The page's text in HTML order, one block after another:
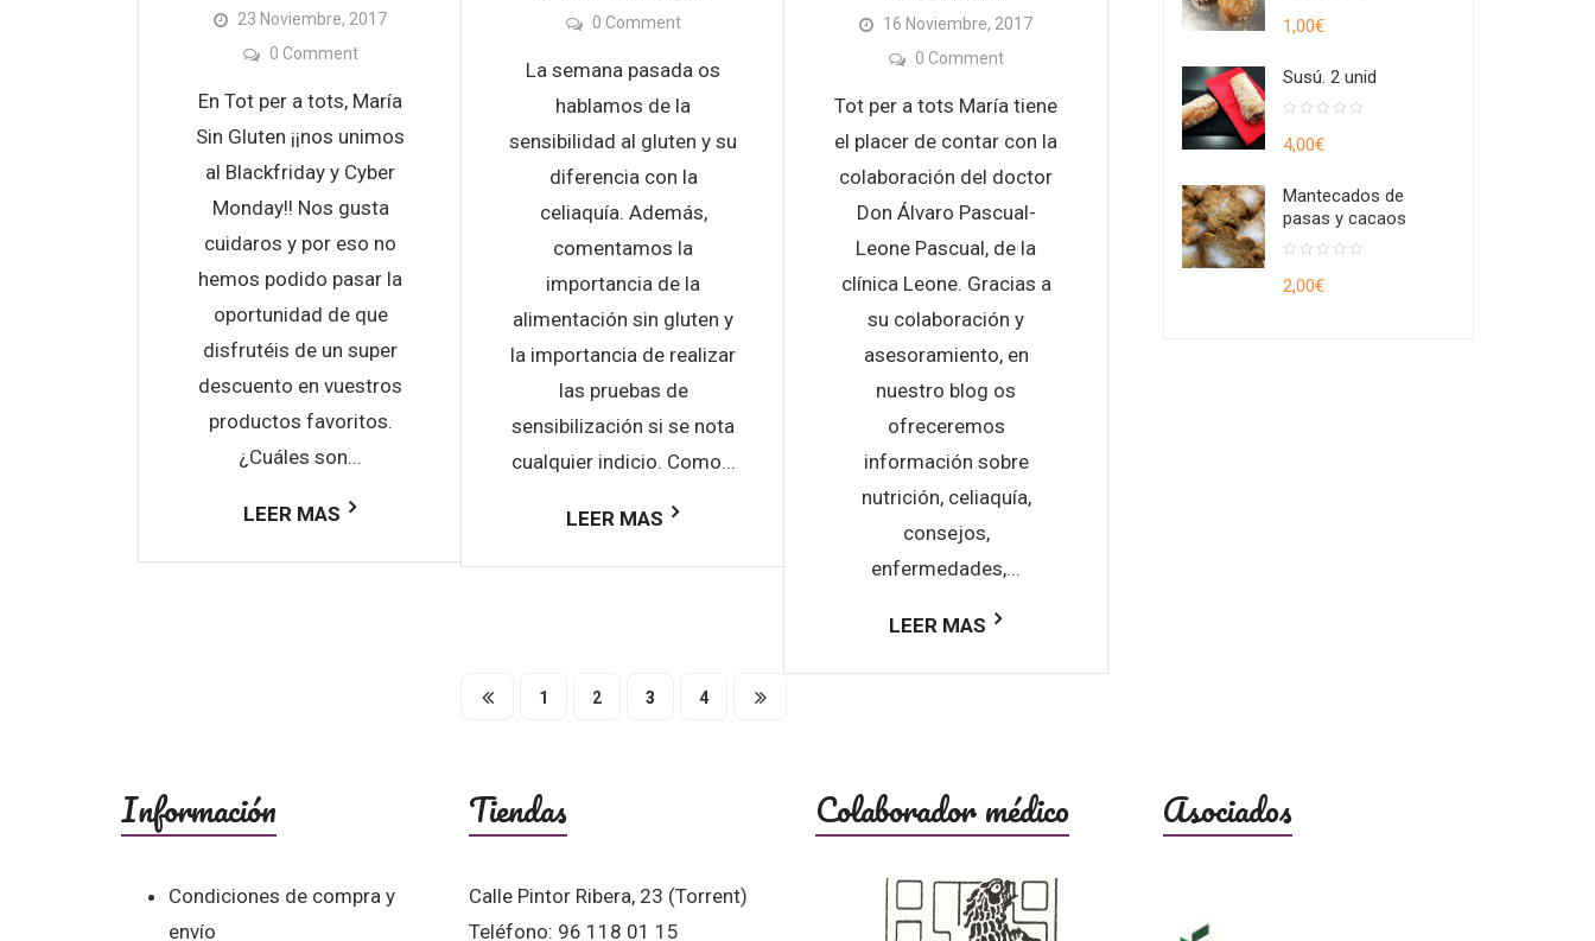
23 Noviembre, 2017
0 Comment
En Tot per a tots, María
Sin Gluten ¡¡nos unimos
al Blackfriday y Cyber
Monday!! Nos gusta
cuidaros y por eso no
hemos podido pasar la
oportunidad de que
disfrutéis de un super
descuento en vuestros
productos favoritos.
¿Cuáles son...
LEER MAS
0 Comment
La semana pasada os
hablamos de la
sensibilidad al gluten y su
diferencia con la
celiaquía. Además,
comentamos la
importancia de la
alimentación sin gluten y
la importancia de realizar
las pruebas de
sensibilización si se nota
cualquier indicio. Como...
LEER MAS
16 Noviembre, 2017
0 Comment
Tot per a tots María tiene
el placer de contar con la
colaboración del doctor
Don Álvaro Pascual-
Leone Pascual, de la
clínica Leone. Gracias a
su colaboración y
asesoramiento, en
nuestro blog os
ofreceremos
información sobre
nutrición, celiaquía,
consejos,
enfermedades,...
LEER MAS
1 2 3 4
out
of
1,00€
Susú. 2 unid
out
of
4,00€
Mantecados de
pasas y cacaos
out
of
2,00€
Información
Condiciones de compra y
envío
Tiendas
Calle Pintor Ribera, 23 (Torrent)
Teléfono: 96 118 01 15
Colaborador médico Asociados